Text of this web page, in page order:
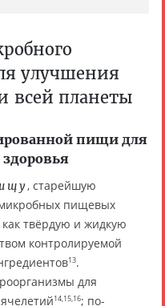
улучшения
всей планеты
пищи для
, старейшую
пищевых
твёрдую и жидкую
контролируемой
13.
для
14,15,16; по-